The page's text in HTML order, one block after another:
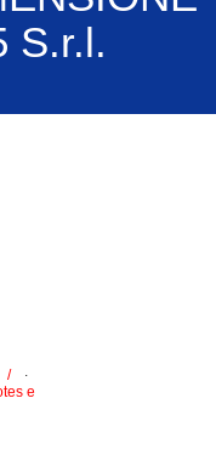
S.r.l.
.
e